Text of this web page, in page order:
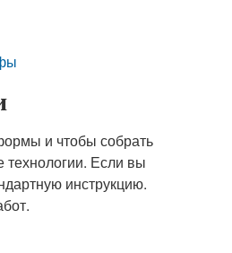
и чтобы собрать
технологии. Если вы
инструкцию.